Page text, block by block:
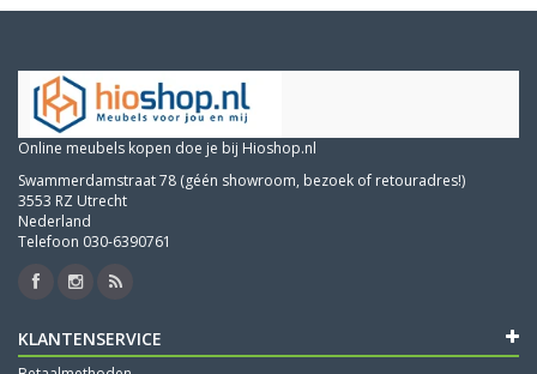
Online meubels kopen doe je bij Hioshop.nl
Swammerdamstraat 78 (géén showroom, bezoek of retouradres!)
3553 RZ Utrecht
Nederland
Telefoon 030-6390761
KLANTENSERVICE